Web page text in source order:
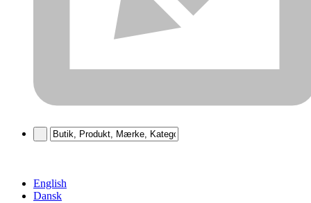
English
Dansk